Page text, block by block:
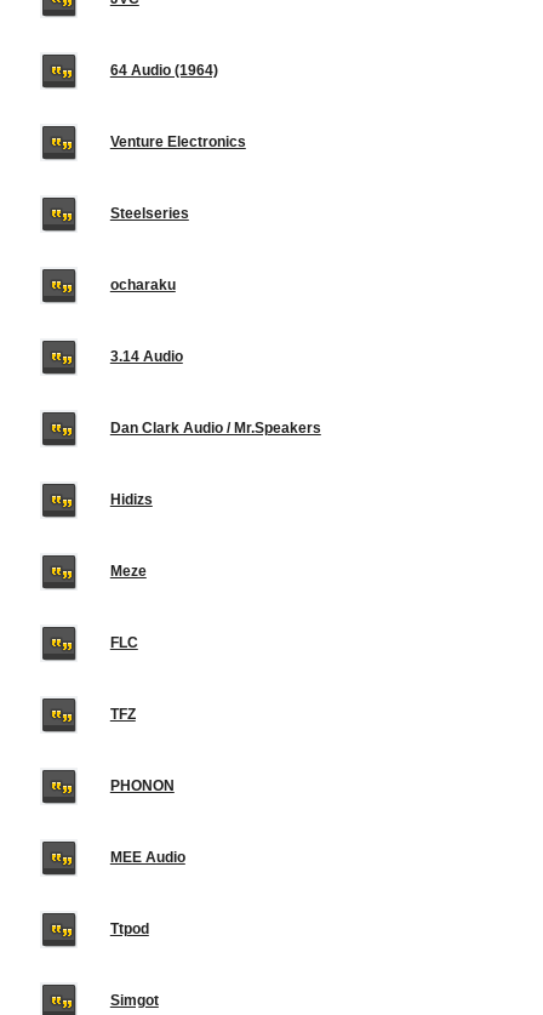
64 Audio (1964)
Venture Electronics
Steelseries
ocharaku
3.14 Audio
Dan Clark Audio / Mr.Speakers
Hidizs
Meze
FLC
TFZ
PHONON
MEE Audio
Ttpod
Simgot